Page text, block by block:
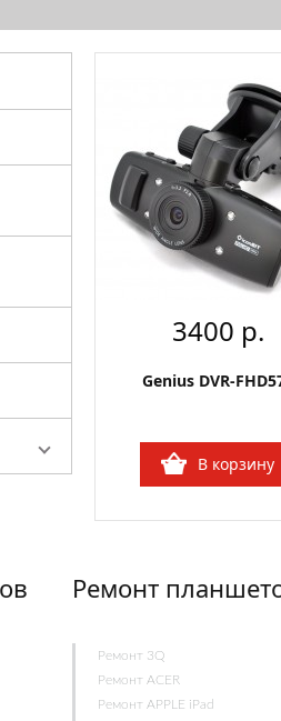
3400 p.
Genius DVR-
В корзину
Ремонт
Ремонт 3Q
Ремонт ACER
Ремонт APPLE iPad